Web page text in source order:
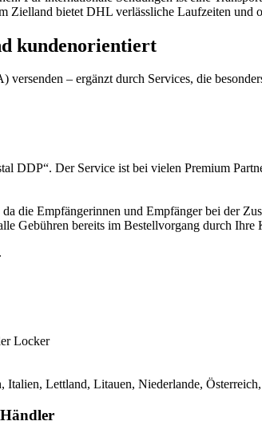
Zielland bietet DHL verlässliche Laufzeiten und
kundenorientiert
– ergänzt durch Services, die
DDP“. Der Service ist bei vielen Premium
die Empfängerinnen und Empfänger bei der
Gebühren bereits im Bestellvorgang durch
Locker
Lettland, Litauen, Niederlande,